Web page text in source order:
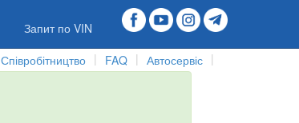
Запит по VIN
Співробітництво | FAQ | Автосервіс |